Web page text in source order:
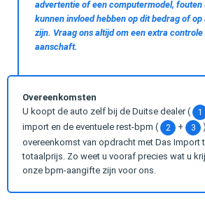
advertentie of een computermodel, fouten
kunnen invloed hebben op dit bedrag of
zijn. Vraag ons altijd om een extra
aanschaft.
Overeenkomsten
U koopt de auto zelf bij de Duitse dealer (
1
import en de eventuele rest-bpm (
2 + 3
overeenkomst van opdracht met Das Import
totaalprijs. Zo weet u vooraf precies wat u
onze bpm-aangifte zijn voor ons.